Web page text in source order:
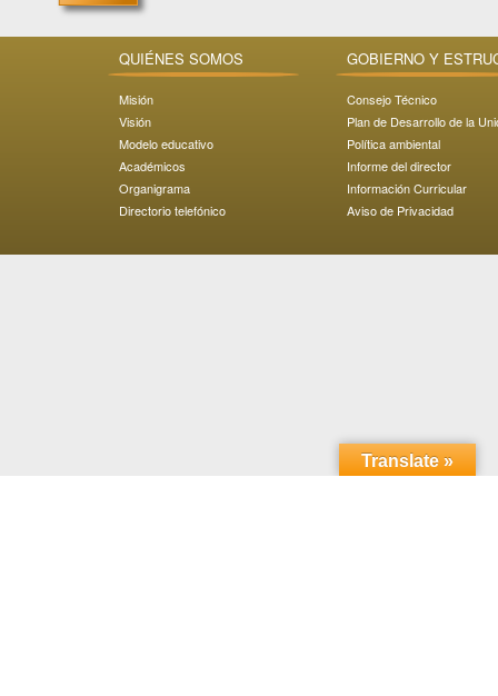
QUIÉNES SOMOS
Misión
Visión
Modelo educativo
Académicos
Organigrama
Directorio telefónico
GOBIERNO Y
Consejo Técnico
Plan de Desarrollo de la
Política ambiental
Informe del director
Información Curricular
Aviso de Privacidad
Translate »